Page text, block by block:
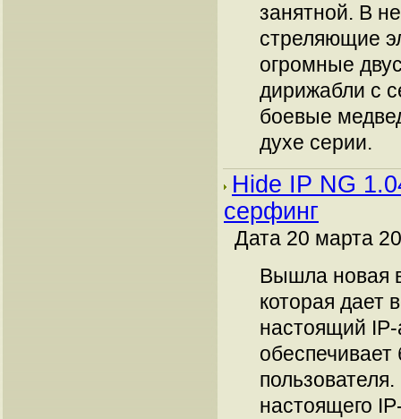
занятной. В
стреляющие
огромные
дирижабли с
боевые
духе серии.
Hide IP NG
серфинг
Дата 20 марта
Вышла новая
которая дает
настоящий
обеспечивает
настоящего